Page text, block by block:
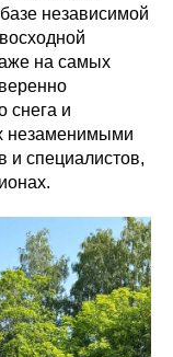
независимой
на самых
снега и
незаменимыми
и специалистов,